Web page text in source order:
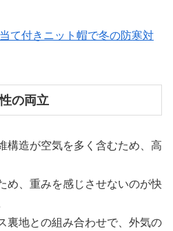
て付きニット帽で冬の防寒対
の両立
構造が空気を多く含むため、高
め、重みを感じさせないのが快
裏地との組み合わせで、外気の